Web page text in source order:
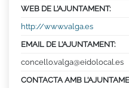
WEB DE L’AJUNTAMENT:
http://www.valga.es
EMAIL DE L’AJUNTAMENT:
concello.valga@eidolocal.es
CONTACTA AMB